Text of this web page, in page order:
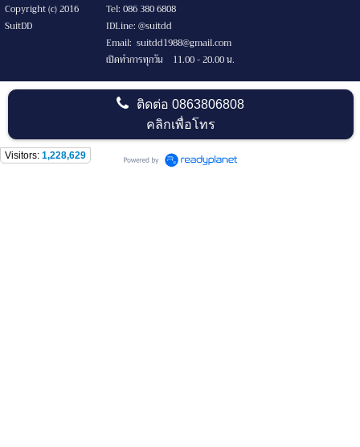
Copyright (c) 2016
Tel: 086 380 6808
SuitDD
IDLine: @suitdd
Email: suitdd1988@gmail.com
เปิดทำการทุกวัน 11.00 - 20.00 น.
ติดต่อ0863806808
คลิกเพื่อโทร
Visitors: 1,228,629